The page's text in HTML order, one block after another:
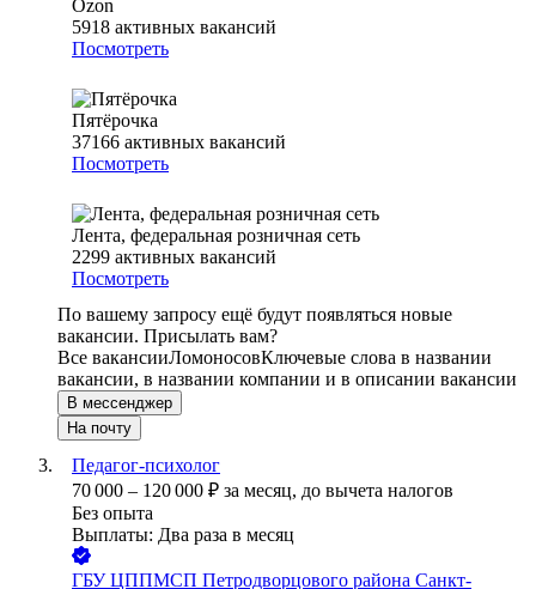
Ozon
5918 активных вакансий
Посмотреть
Пятёрочка
37166 активных вакансий
Посмотреть
Лента, федеральная розничная сеть
2299 активных вакансий
Посмотреть
По вашему запросу ещё будут появляться новые
вакансии. Присылать вам?
Все вакансииЛомоносовКлючевые слова в названии
вакансии, в названии компании и в описании вакансии
В мессенджер
На почту
Педагог-психолог
70 000 – 120 000 ₽ за месяц, до вычета налогов
Без опыта
Выплаты: Два раза в месяц
ГБУ ЦППМСП Петродворцового района Санкт-